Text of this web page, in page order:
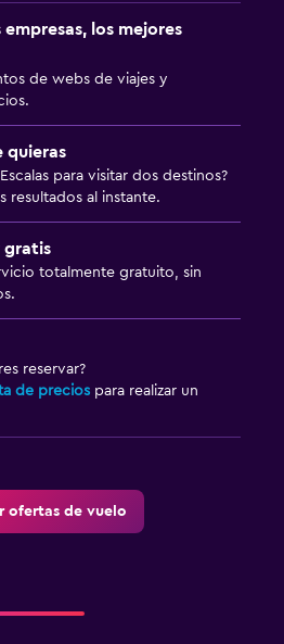
empresas, los mejores
de webs de viajes y
quieras
para visitar dos destinos?
resultados al instante.
gratis
totalmente gratuito, sin
reservar?
de precios para realizar un
ofertas de vuelo